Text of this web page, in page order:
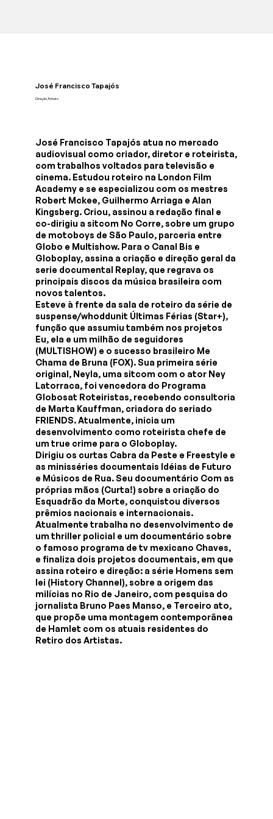
José Francisco Tapajós
Direção, Roteiro
José Francisco Tapajós atua no mercado
audiovisual como criador, diretor e roteirista,
com trabalhos voltados para televisão e
cinema. Estudou roteiro na London Film
Academy e se especializou com os mestres
Robert Mckee, Guilhermo Arriaga e Alan
Kingsberg. Criou, assinou a redação final e
co-dirigiu a sitcom No Corre, sobre um grupo
de motoboys de São Paulo, parceria entre
Globo e Multishow. Para o Canal Bis e
Globoplay, assina a criação e direção geral da
serie documental Replay, que regrava os
principais discos da música brasileira com
novos talentos.
Esteve à frente da sala de roteiro da série de
suspense/whoddunit Últimas Férias (Star+),
função que assumiu também nos projetos
Eu, ela e um milhão de seguidores
(MULTISHOW) e o sucesso brasileiro Me
Chama de Bruna (FOX). Sua primeira série
original, Neyla, uma sitcom com o ator Ney
Latorraca, foi vencedora do Programa
Globosat Roteiristas, recebendo consultoria
de Marta Kauffman, criadora do seriado
FRIENDS. Atualmente, inicia um
desenvolvimento como roteirista chefe de
um true crime para o Globoplay.
Dirigiu os curtas Cabra da Peste e Freestyle e
as minisséries documentais Idéias de Futuro
e Músicos de Rua. Seu documentário Com as
próprias mãos (Curta!) sobre a criação do
Esquadrão da Morte, conquistou diversos
prêmios nacionais e internacionais.
Atualmente trabalha no desenvolvimento de
um thriller policial e um documentário sobre
o famoso programa de tv mexicano Chaves,
e finaliza dois projetos documentais, em que
assina roteiro e direção: a série Homens sem
lei (History Channel), sobre a origem das
milícias no Rio de Janeiro, com pesquisa do
jornalista Bruno Paes Manso, e Terceiro ato,
que propõe uma montagem contemporânea
de Hamlet com os atuais residentes do
Retiro dos Artistas.